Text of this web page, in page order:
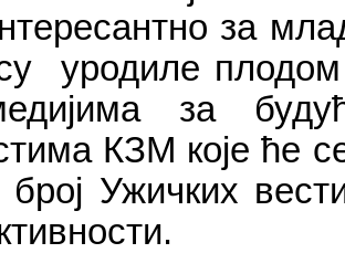
за
уродиле плодом
за
КЗМ које ће
број Ужичких